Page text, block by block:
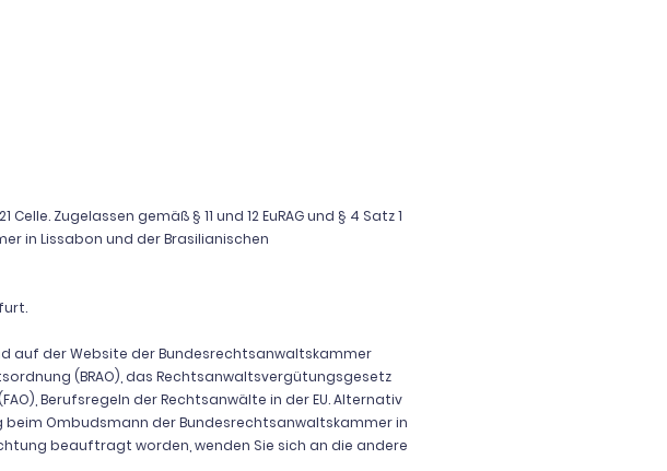
Zugelassen gemäß § 11 und 12 EuRAG und § 4 Satz 1
in Lissabon und der Brasilianischen
auf der Website der Bundesrechtsanwaltskammer
(BRAO), das Rechtsanwaltsvergütungsgesetz
Berufsregeln der Rechtsanwälte in der EU. Alternativ
Ombudsmann der Bundesrechtsanwaltskammer in
beauftragt worden, wenden Sie sich an die andere